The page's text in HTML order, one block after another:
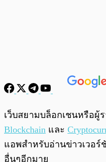
พร้อมเล่น
เว็บสยามบล็อกเชนหรือผู้
Blockchain และ
แอพสำหรับอ่านข่าวเวอร์
อื่นๆอีกมาย